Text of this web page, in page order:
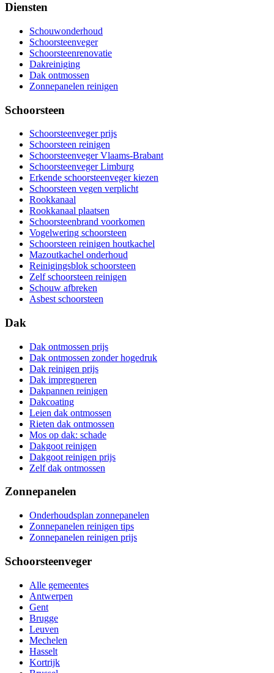
Diensten
Schouwonderhoud
Schoorsteenveger
Schoorsteenrenovatie
Dakreiniging
Dak ontmossen
Zonnepanelen reinigen
Schoorsteen
Schoorsteenveger prijs
Schoorsteen reinigen
Schoorsteenveger Vlaams-Brabant
Schoorsteenveger Limburg
Erkende schoorsteenveger kiezen
Schoorsteen vegen verplicht
Rookkanaal
Rookkanaal plaatsen
Schoorsteenbrand voorkomen
Vogelwering schoorsteen
Schoorsteen reinigen houtkachel
Mazoutkachel onderhoud
Reinigingsblok schoorsteen
Zelf schoorsteen reinigen
Schouw afbreken
Asbest schoorsteen
Dak
Dak ontmossen prijs
Dak ontmossen zonder hogedruk
Dak reinigen prijs
Dak impregneren
Dakpannen reinigen
Dakcoating
Leien dak ontmossen
Rieten dak ontmossen
Mos op dak: schade
Dakgoot reinigen
Dakgoot reinigen prijs
Zelf dak ontmossen
Zonnepanelen
Onderhoudsplan zonnepanelen
Zonnepanelen reinigen tips
Zonnepanelen reinigen prijs
Schoorsteenveger
Alle gemeentes
Antwerpen
Gent
Brugge
Leuven
Mechelen
Hasselt
Kortrijk